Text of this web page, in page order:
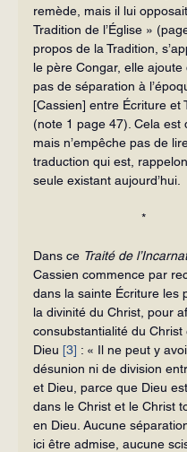
remède, mais il lui
Tradition de l’Église »
propos de la Tradition,
le père Congar, elle ajoute
pas de séparation à
[Cassien] entre Écriture et
(note 1 page 47). Cela est
mais n’empêche pas de
traduction qui est,
seule existant au­jourd’hui.
*
Dans ce Traité de
Cassien commence par
dans la sainte Écriture les
la divinité du Christ, pour
consubstantialité du Christ
Dieu [3] : « Il ne peut y
désunion ni de division
et Dieu, parce que Dieu
dans le Christ et le Christ
en Dieu. Aucune
ici être admise, aucune